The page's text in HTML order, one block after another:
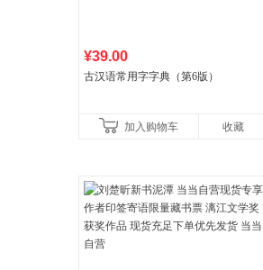
¥39.00
古汉语常用字字典（第6版）
加入购物车 收藏